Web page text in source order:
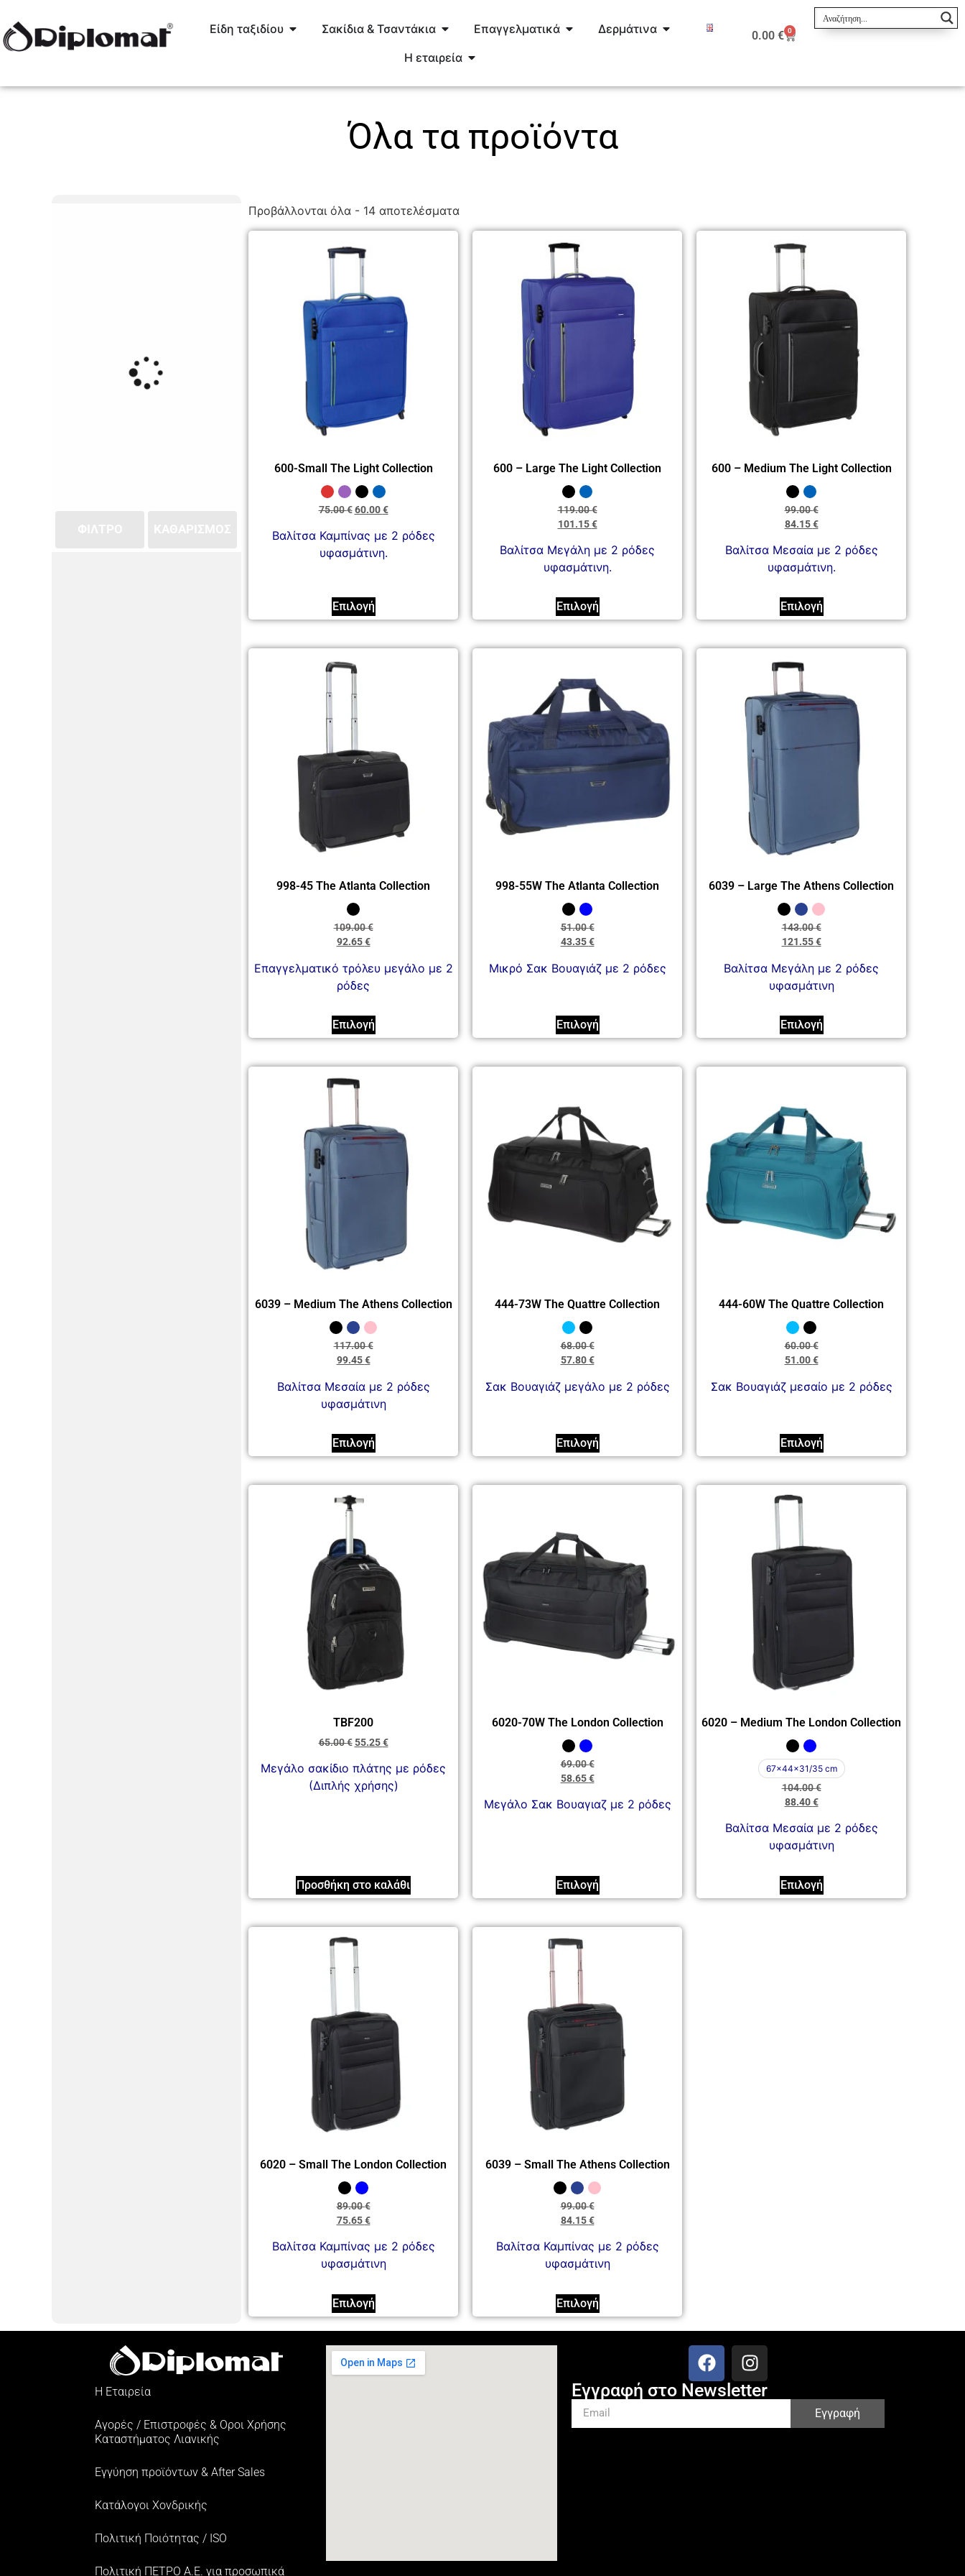
Είδη ταξιδίου Σακίδια & Τσαντάκια Επαγγελματικά
Δερμάτινα
Η εταιρεία
0.00 € 0
Όλα τα προϊόντα
Προβάλλονται όλα - 14 αποτελέσματα
600-Small The Light Collection
75.00€ 60.00€
Βαλίτσα Καμπίνας με 2 ρόδες
υφασμάτινη.
Επιλογή
600 – Large The Light Collection
119.00€
101.15€
Βαλίτσα Μεγάλη με 2 ρόδες
υφασμάτινη.
Επιλογή
600 – Medium The Light Collection
99.00€
84.15€
Βαλίτσα Μεσαία με 2 ρόδες
υφασμάτινη.
Επιλογή
998-45 The Atlanta Collection
109.00€
92.65€
Επαγγελματικό τρόλευ μεγάλο με 2
ρόδες
Επιλογή
998-55W The Atlanta Collection
51.00€
43.35€
Μικρό Σακ Βουαγιάζ με 2 ρόδες
Επιλογή
6039 – Large The Athens Collection
143.00€
121.55€
Βαλίτσα Μεγάλη με 2 ρόδες
υφασμάτινη
Επιλογή
6039 – Medium The Athens Collection
117.00€
99.45€
Βαλίτσα Μεσαία με 2 ρόδες
υφασμάτινη
Επιλογή
444-73W The Quattre Collection
68.00€
57.80€
Σακ Βουαγιάζ μεγάλο με 2 ρόδες
Επιλογή
444-60W The Quattre Collection
60.00€
51.00€
Σακ Βουαγιάζ μεσαίο με 2 ρόδες
Επιλογή
TBF200
65.00€ 55.25€
Μεγάλο σακίδιο πλάτης με ρόδες
(Διπλής χρήσης)
Προσθήκη στο καλάθι
6020-70W The London Collection
69.00€
58.65€
Μεγάλο Σακ Βουαγιαζ με 2 ρόδες
Επιλογή
6020 – Medium The London Collection
67x44x31/35 cm
104.00€
88.40€
Βαλίτσα Μεσαία με 2 ρόδες
υφασμάτινη
Επιλογή
6020 – Small The London Collection
89.00€
75.65€
Βαλίτσα Καμπίνας με 2 ρόδες
υφασμάτινη
Επιλογή
6039 – Small The Athens Collection
99.00€
84.15€
Βαλίτσα Καμπίνας με 2 ρόδες
υφασμάτινη
Επιλογή
Η Εταιρεία
Αγορές / Επιστροφές & Oροι Xρήσης
Kαταστήματος Λιανικής
Εγγύηση προϊόντων & After Sales
Κατάλογοι Χονδρικής
Πολιτική Ποιότητας / ISO
Πολιτική ΠΕΤΡΟ Α.Ε. για προσωπικά
Εγγραφή στο Newsletter
Εγγραφή